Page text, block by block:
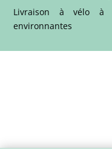
Livraison à vélo à
environnantes